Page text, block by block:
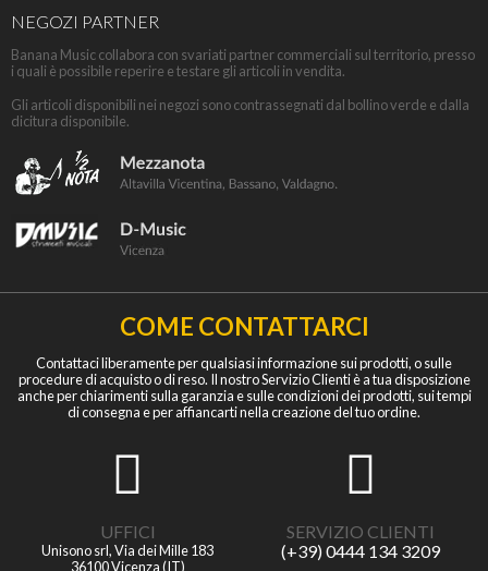
NEGOZI PARTNER
Banana Music collabora con svariati partner commerciali sul territorio, presso
i quali è possibile reperire e testare gli articoli in vendita.
Gli articoli disponibili nei negozi sono contrassegnati dal bollino verde e dalla
dicitura disponibile.
COME CONTATTARCI
Contattaci liberamente per qualsiasi informazione sui prodotti, o sulle
procedure di acquisto o di reso. Il nostro Servizio Clienti è a tua disposizione
anche per chiarimenti sulla garanzia e sulle condizioni dei prodotti, sui tempi
di consegna e per affiancarti nella creazione del tuo ordine.
UFFICI
Unisono srl, Via dei Mille 183
36100 Vicenza (IT)
SERVIZIO CLIENTI
(+39) 0444 134 3209